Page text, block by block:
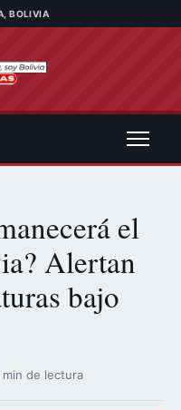
BOLIVIA
el
Alertan
bajo
min de lectura